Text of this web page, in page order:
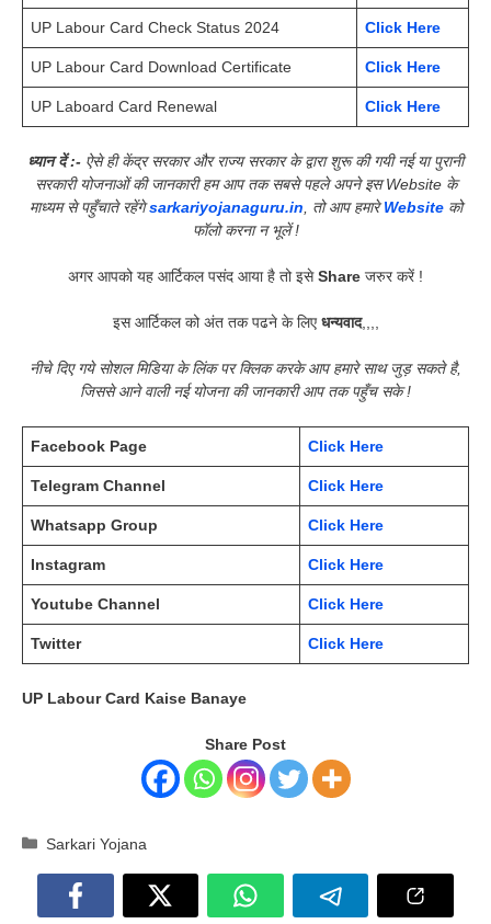
UP Labour Card Check Status 2024 Click Here
UP Labour Card Download Certificate Click Here
UP Laboard Card Renewal Click Here
ध्यान दें :- ऐसे ही केंद्र सरकार और राज्य सरकार के द्वारा शुरू की गयी नई या पुरानी
सरकारी योजनाओं की जानकारी हम आप तक सबसे पहले अपने इस Website के
माध्यम से पहुँचाते रहेंगेsarkariyojanaguru.in , तो आप हमारेWebsiteको
फॉलो करना न भूलें !
अगर आपको यह आर्टिकल पसंद आया है तो इसेShare जरुर करें !
इस आर्टिकल को अंत तक पढने के लिएधन्यवाद,,,,
नीचे दिए गये सोशल मिडिया के लिंक पर क्लिक करके आप हमारे साथ जुड़ सकते है,
जिससे आने वाली नई योजना की जानकारी आप तक पहुँच सके !
Facebook Page Click Here
Telegram Channel Click Here
Whatsapp Group Click Here
Instagram Click Here
Youtube Channel Click Here
Twitter Click Here
UP Labour Card Kaise Banaye
Share Post
Categories
Sarkari Yojana